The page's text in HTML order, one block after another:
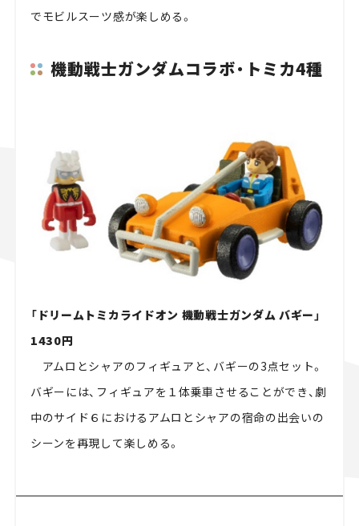
でモビルスーツ感が楽しめる。
機動戦士ガンダムコラボ・トミカ4種
「ドリームトミカライドオン 機動戦士ガンダム バギー」
1430円
アムロとシャアのフィギュアと、バギーの3点セット。
バギーには、フィギュアを１体乗車させることができ、劇
中のサイド６におけるアムロとシャアの宿命の出会いの
シーンを再現して楽しめる。